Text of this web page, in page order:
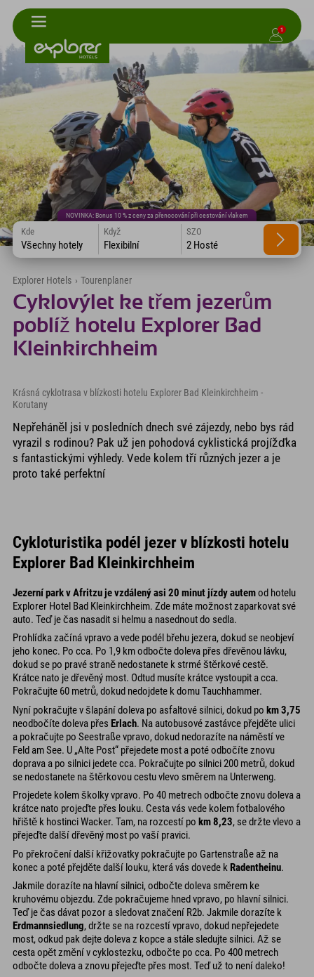
1
NOVINKA: Bonus 10 % z ceny za přenocování při cestování vlakem
Kde
Všechny hotely
Když
Flexibilní
SZO
2 Hosté
Explorer Hotels › Tourenplaner
Cyklovýlet ke třem jezerům
poblíž hotelu Explorer Bad
Kleinkirchheim
Krásná cyklotrasa v blízkosti hotelu Explorer Bad Kleinkirchheim -
Korutany
Nepřeháněl jsi v posledních dnech své zájezdy, nebo bys rád
vyrazil s rodinou? Pak už jen pohodová cyklistická projížďka
s fantastickými výhledy. Vede kolem tří různých jezer a je
proto také perfektní
Cykloturistika podél jezer v blízkosti hotelu
Explorer Bad Kleinkirchheim
Jezerní park v Afritzu je vzdálený asi 20 minut jízdy autemod hotelu
Explorer Hotel Bad Kleinkirchheim. Zde máte možnost zaparkovat své
auto. Teď je čas nasadit si helmu a nasednout do sedla.
Prohlídka začíná vpravo a vede podél břehu jezera, dokud se neobjeví
jeho konec. Po cca. Po 1,9 km odbočte doleva přes dřevěnou lávku,
dokud se po pravé straně nedostanete k strmé štěrkové cestě.
Krátce nato je dřevěný most. Odtud musíte krátce vystoupit a cca.
Pokračujte 60 metrů, dokud nedojdete k domu Tauchhammer.
Nyní pokračujte v šlapání doleva po asfaltové silnici, dokud po km 3,75
neodbočíte doleva přes Erlach. Na autobusové zastávce přejděte ulici
a pokračujte po Seestraße vpravo, dokud nedorazíte na náměstí ve
Feld am See. U „Alte Post“ přejedete most a poté odbočíte znovu
doprava a po silnici jedete cca. Pokračujte po silnici 200 metrů, dokud
se nedostanete na štěrkovou cestu vlevo směrem na Unterweng.
Projedete kolem školky vpravo. Po 40 metrech odbočte znovu doleva a
krátce nato projeďte přes louku. Cesta vás vede kolem fotbalového
hřiště k hostinci Wacker. Tam, na rozcestí po km 8,23, se držte vlevo a
přejeďte další dřevěný most po vaší pravici.
Po překročení další křižovatky pokračujte po Gartenstraße až na
konec a poté přejděte další louku, která vás dovede k Radentheinu.
Jakmile dorazíte na hlavní silnici, odbočte doleva směrem ke
kruhovému objezdu. Zde pokračujeme hned vpravo, po hlavní silnici.
Teď je čas dávat pozor a sledovat značení R2b. Jakmile dorazíte k
Erdmannsiedlung, držte se na rozcestí vpravo, dokud nepřejedete
most, odkud pak dejte doleva z kopce a stále sledujte silnici. Až se
cesta opět změní v cyklostezku, odbočte po cca. Po 400 metrech
odbočte doleva a znovu přejeďte přes most. Teď už to není daleko!